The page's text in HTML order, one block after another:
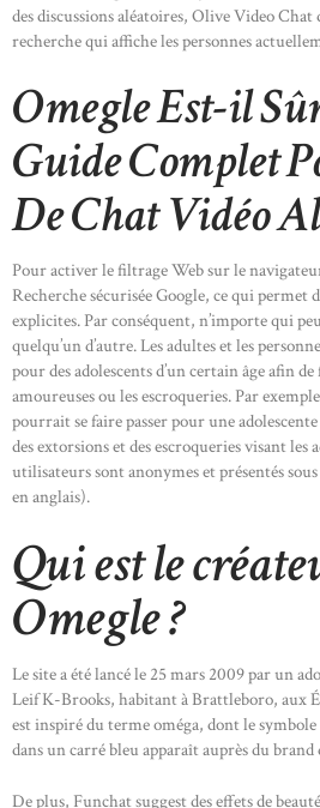
des discussions aléatoires, Olive Video Chat
recherche qui affiche les personnes
Omegle Est-il
Guide Complet
De Chat Vidéo
Pour activer le filtrage Web sur le
Recherche sécurisée Google, ce qui permet
explicites. Par conséquent, n’importe qui
quelqu’un d’autre. Les adultes et les
pour des adolescents d’un certain âge afin
amoureuses ou les escroqueries. Par
pourrait se faire passer pour une
des extorsions et des escroqueries visant les
utilisateurs sont anonymes et présentés
en anglais).
Qui est le
Omegle ?
Le site a été lancé le 25 mars 2009 par un
Leif K-Brooks, habitant à Brattleboro, aux
est inspiré du terme oméga, dont le
dans un carré bleu apparaît auprès du brand
De plus, Funchat suggest des effets de